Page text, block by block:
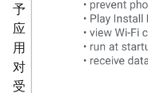
予
应
用
对
受